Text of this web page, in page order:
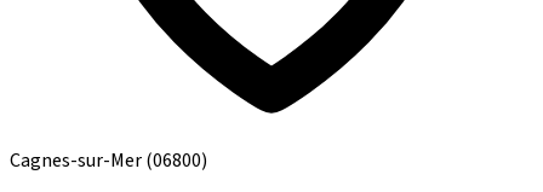
Cagnes-sur-Mer(06800)